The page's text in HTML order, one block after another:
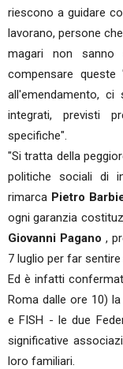
riescono a guidare
lavorano, persone
magari non
compensare queste
all'emendamento,
integrati, previsti
specifiche".
"Si tratta della
politiche sociali di
rimarca Pietro
ogni garanzia
Giovanni Pagano ,
7 luglio per far
Ed è infatti
Roma dalle ore 10) la
e FISH - le due
significative
loro familiari.